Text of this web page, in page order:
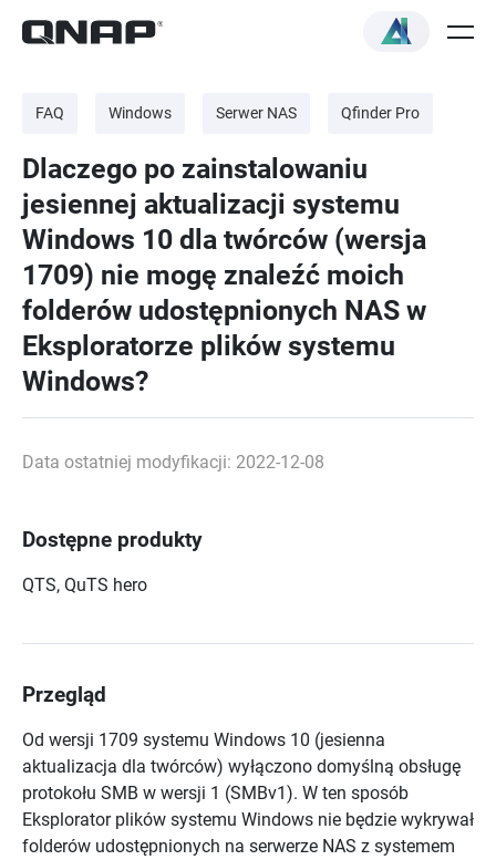
FAQ Windows Serwer NAS Qfinder Pro
Dlaczego po zainstalowaniu
jesiennej aktualizacji systemu
Windows 10 dla twórców (wersja
1709) nie mogę znaleźć moich
folderów udostępnionych NAS w
Eksploratorze plików systemu
Windows?
Data ostatniej modyfikacji: 2022-12-08
Dostępne produkty
QTS, QuTS hero
Przegląd
Od wersji 1709 systemu Windows 10 (jesienna
aktualizacja dla twórców) wyłączono domyślną obsługę
protokołu SMB w wersji 1 (SMBv1). W ten sposób
Eksplorator plików systemu Windows nie będzie wykrywał
folderów udostępnionych na serwerze NAS z systemem